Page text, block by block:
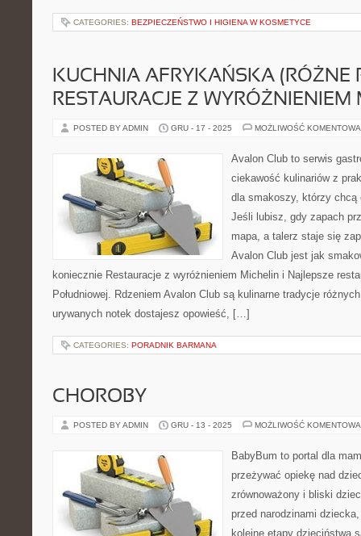
CATEGORIES: BEZPIECZEŃSTWO I HIGIENA W KOSMETYCE
KUCHNIA AFRYKAŃSKA (RÓŻNE
RESTAURACJE Z WYRÓŻNIENIEM
POSTED BY ADMIN GRU - 17 - 2025 MOŻLIWOŚĆ
Avalon Club to serwis
ciekawość kulinariów z
dla smakoszy, którzy chcą
Jeśli lubisz, gdy zapach
mapa, a talerz staje się
Avalon Club jest jak
koniecznie Restauracje z wyróżnieniem Michelin i Najlepsze
Południowej. Rdzeniem Avalon Club są kulinarne tradycje
urywanych notek dostajesz opowieść, […]
CATEGORIES: PORADNIK BARMANA
CHOROBY
POSTED BY ADMIN GRU - 13 - 2025 MOŻLIWOŚĆ
BabyBum to portal dla
przeżywać opiekę nad
zrównoważony i bliski
przed narodzinami
kolejne etapy dzieciństwa